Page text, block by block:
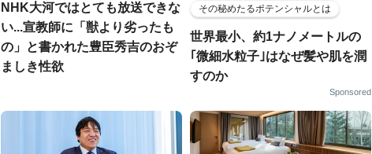
NHK大河ではとても放送できな
い...宣教師に「獣より劣ったも
の」と書かれた豊臣秀吉のおぞ
ましき性欲
その秘めたるポテンシャルとは
世界最小、約1ナノメートルの
｢微細水粒子｣はなぜ髪や肌を潤
すのか
Sponsored